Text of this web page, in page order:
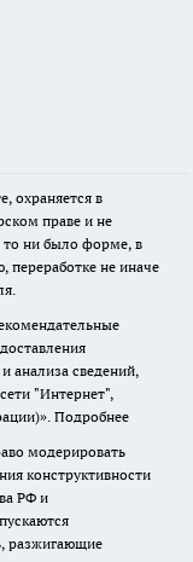
охраняется в
праве и не
то ни было форме, в
переработке не иначе
анализа сведений,
"Интернет",
Подробнее
модерировать
конструктивности
РФ и
разжигающие